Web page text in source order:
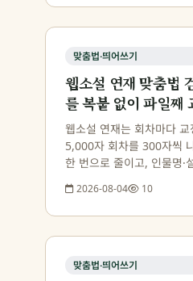
맞춤법·띄어쓰기
웹소설 연재 맞춤법
를 복붙 없이 파일째
웹소설 연재는 회차마다
5,000자 회차를 300자씩
한 번으로 줄이고, 인물명·
뀌지 않게 지키는 순서를 정
2026-08-04 10
맞춤법·띄어쓰기